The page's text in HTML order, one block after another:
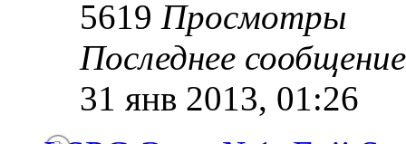
5619 Просмотры
Последнее
31 янв 2013, 01:26